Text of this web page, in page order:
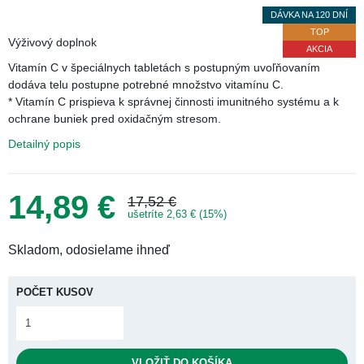
DÁVKA NA 120 DNÍ
TOP
AKCIA
Výživový doplnok